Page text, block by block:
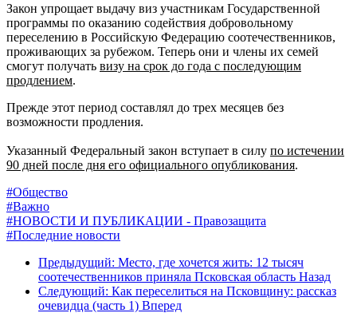
Закон упрощает выдачу виз участникам Государственной
программы по оказанию содействия добровольному
переселению в Российскую Федерацию соотечественников,
проживающих за рубежом. Теперь они и члены их семей
смогут получать визу на срок до года с последующим
продлением.
Прежде этот период составлял до трех месяцев без
возможности продления.
Указанный Федеральный закон вступает в силу по истечении
90 дней после дня его официального опубликования.
#Общество
#Важно
#НОВОСТИ И ПУБЛИКАЦИИ - Правозащита
#Последние новости
Предыдущий: Место, где хочется жить: 12 тысяч
соотечественников приняла Псковская область Назад
Следующий: Как переселиться на Псковщину: рассказ
очевидца (часть 1) Вперед